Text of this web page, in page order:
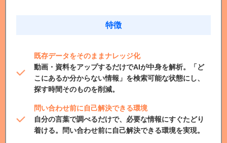
特徴
既存データをそのままナレッジ化
動画・資料をアップするだけでAIが中身を解析。「ど
こにあるか分からない情報」を検索可能な状態にし、
探す時間そのものを削減。
問い合わせ前に自己解決できる環境
自分の言葉で調べるだけで、必要な情報にすぐたどり
着ける。問い合わせ前に自己解決できる環境を実現。